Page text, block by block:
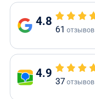
4.8
61 отзывов
4.9
37отзывов